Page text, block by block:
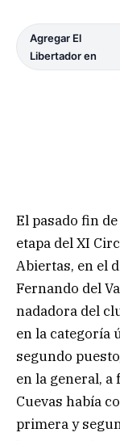
Agregar El
Libertador en
El pasado fin
etapa del XI
Abiertas, en el
Fernando del
nadadora del
en la categoría
segundo
en la general, a
Cuevas había
primera y